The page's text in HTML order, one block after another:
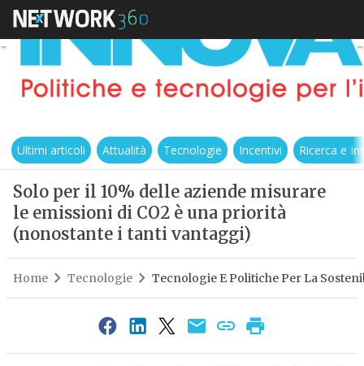
Ultimi articoli Attualità Tecnologie Incentivi Ricerca e
Solo per il 10% delle aziende misurare
le emissioni di CO2 è una priorità
(nonostante i tanti vantaggi)
Home Tecnologie Tecnologie E Politiche Per La